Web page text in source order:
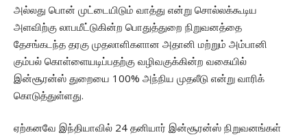
அல்லது பொன் முட்டையிடும் வாத்து என்று சொல்லக்கூடிய
அளவிற்கு லாபமீட்டுகின்ற பொதுத்துறை நிறுவனத்தை
தேசங்கடந்த தரகு முதலாளிகளான அதானி மற்றும் அம்பானி
கும்பல் கொள்ளையடிப்பதற்கு வழிவகுக்கின்ற வகையில்
இன்சூரன்ஸ் துறையை 100% அந்நிய முதலீடு என்று வாரிக்
கொடுத்துள்ளது.
ஏற்கனவே இந்தியாவில் 24 தனியார் இன்சூரன்ஸ் நிறுவனங்கள்